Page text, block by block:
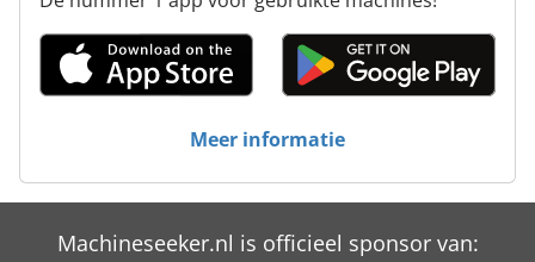
Voertuigen
Meer informatie
Machineseeker.nl is officieel sponsor van: